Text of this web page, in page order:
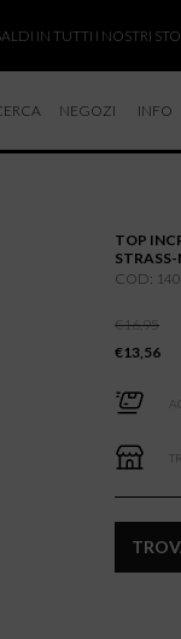
IN TUTTI I NOSTRI STORE
NEGOZI INFO
RESI E
TOP
STRASS-
COD:
€16,95
€13,56